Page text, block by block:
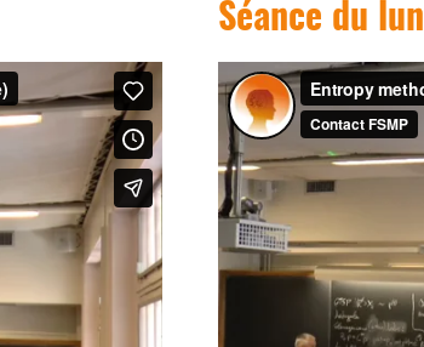
Séance du